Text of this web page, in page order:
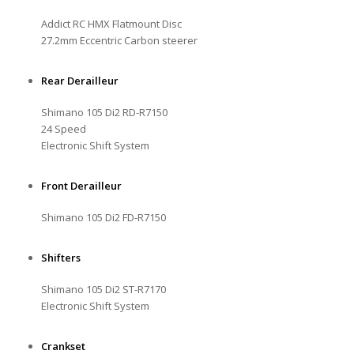
Addict RC HMX Flatmount Disc
27.2mm Eccentric Carbon steerer
Rear Derailleur
Shimano 105 Di2 RD-R7150
24 Speed
Electronic Shift System
Front Derailleur
Shimano 105 Di2 FD-R7150
Shifters
Shimano 105 Di2 ST-R7170
Electronic Shift System
Crankset